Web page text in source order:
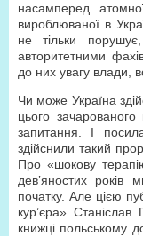
насамперед
вироблюваної в
не тільки
авторитетними
до них увагу влади,
Чи може Україна
цього
запитання. І
здійснили такий
Про «шокову
дев’яностих років
початку. Але цією
кур’єра»
книжці польському